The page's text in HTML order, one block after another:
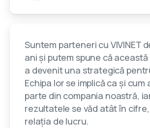
Suntem parteneri cu VIVINET
ani și putem spune că
a devenit una strategică
Echipa lor se implică ca și cum
parte din compania noastră,
rezultatele se văd atât în
relația de lucru.